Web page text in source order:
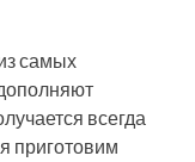
самых
всегда
приготовим